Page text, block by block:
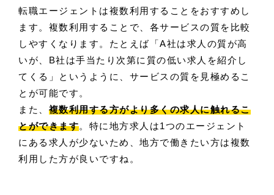
転職エージェントは複数利用することをおすすめし
ます。複数利用することで、各サービスの質を比較
しやすくなります。たとえば「A社は求人の質が高
いが、B社は手当たり次第に質の低い求人を紹介し
てくる」というように、サービスの質を見極めるこ
とが可能です。
また、 複数利用する方がより多くの求人に触れるこ
とができます。特に地方求人は1つのエージェント
にある求人が少ないため、地方で働きたい方は複数
利用した方が良いですね。